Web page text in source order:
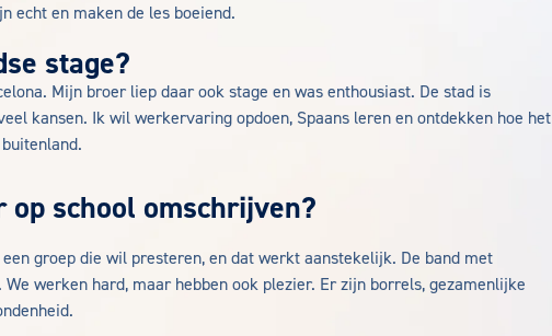
echt en maken de les boeiend.
stage?
Mijn broer liep daar ook stage en was enthousiast. De stad is
kansen. Ik wil werkervaring opdoen, Spaans leren en ontdekken hoe het
op school omschrijven?
groep die wil presteren, en dat werkt aanstekelijk. De band met
werken hard, maar hebben ook plezier. Er zijn borrels, gezamenlijke